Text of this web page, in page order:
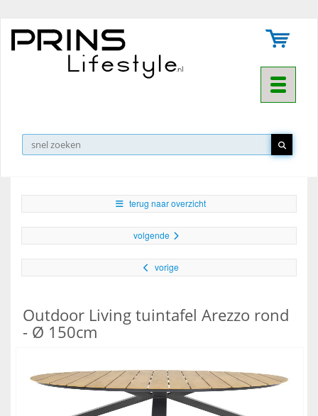
Toggle
▼
terug naar overzicht
volgende
vorige
Outdoor Living tuintafel Arezzo rond
- Ø 150cm